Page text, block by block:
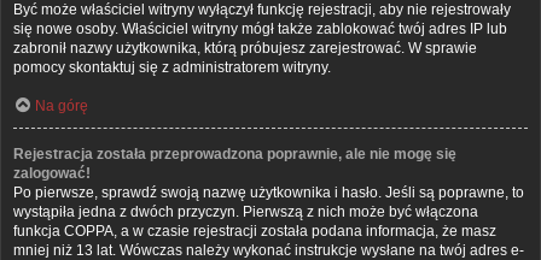
Być może właściciel witryny wyłączył funkcję rejestracji, aby nie rejestrowały
się nowe osoby. Właściciel witryny mógł także zablokować twój adres IP lub
zabronił nazwy użytkownika, którą próbujesz zarejestrować. W sprawie
pomocy skontaktuj się z administratorem witryny.
Na górę
Rejestracja została przeprowadzona poprawnie, ale nie mogę się
zalogować!
Po pierwsze, sprawdź swoją nazwę użytkownika i hasło. Jeśli są poprawne, to
wystąpiła jedna z dwóch przyczyn. Pierwszą z nich może być włączona
funkcja COPPA, a w czasie rejestracji została podana informacja, że masz
mniej niż 13 lat. Wówczas należy wykonać instrukcje wysłane na twój adres e-